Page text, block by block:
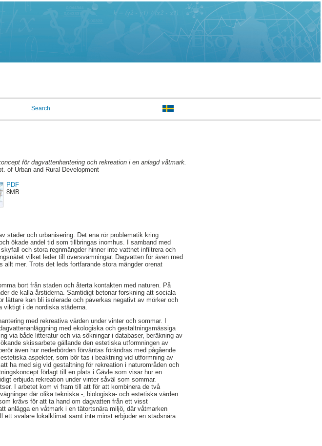
Search
för dagvattenhantering och rekreation i en anlagd våtmark.
of Urban and Rural Development
PDF
8MB
städer och urbanisering. Det ena rör problematik kring
ökade andel tid som tillbringas inomhus. I samband med
och stora regnmängder hinner inte vattnet infiltrera och
vilket leder till översvämningar. Dagvatten för även med
mer. Trots det leds fortfarande stora mängder orenat
bort från staden och återta kontakten med naturen. På
de kalla årstiderna. Samtidigt betonar forskning att sociala
lättare kan bli isolerade och påverkas negativt av mörker och
viktigt i de nordiska städerna.
med rekreativa värden under vinter och sommar. I
med ekologiska och gestaltningsmässiga
via både litteratur och via sökningar i databaser, beräkning av
skissarbete gällande den estetiska utformningen av
även hur nederbörden förväntas förändras med pågående
aspekter, som bör tas i beaktning vid utformning av
ha med sig vid gestaltning för rekreation i naturområden och
förlagt till en plats i Gävle som visar hur en
erbjuda rekreation under vinter såväl som sommar.
I arbetet kom vi fram till att för att kombinera de två
där olika tekniska -, biologiska- och estetiska värden
krävs för att ta hand om dagvatten från ett visst
anlägga en våtmark i en tätortsnära miljö, där våtmarken
ett svalare lokalklimat samt inte minst erbjuder en stadsnära